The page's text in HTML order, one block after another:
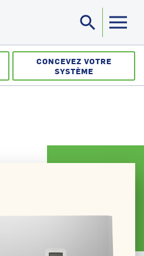
search
CONCEVEZ VOTRE
SYSTÈME